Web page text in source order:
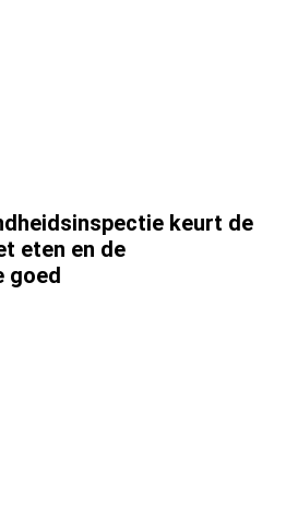
keurt de
eten en de
goed